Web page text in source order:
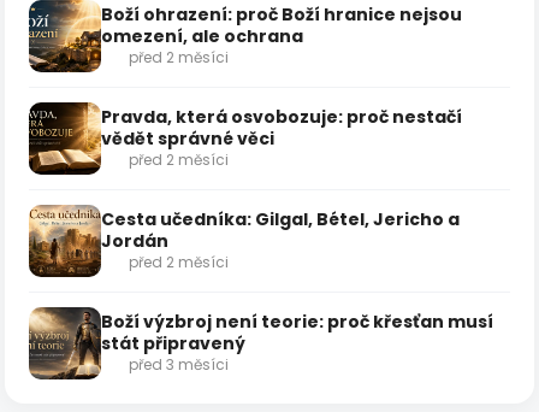
Boží ohrazení: proč Boží hranice nejsou
omezení, ale ochrana
před 2 měsíci
Pravda, která osvobozuje: proč nestačí
vědět správné věci
před 2 měsíci
Cesta učedníka: Gilgal, Bétel, Jericho a
Jordán
před 2 měsíci
Boží výzbroj není teorie: proč křesťan musí
stát připravený
před 3 měsíci